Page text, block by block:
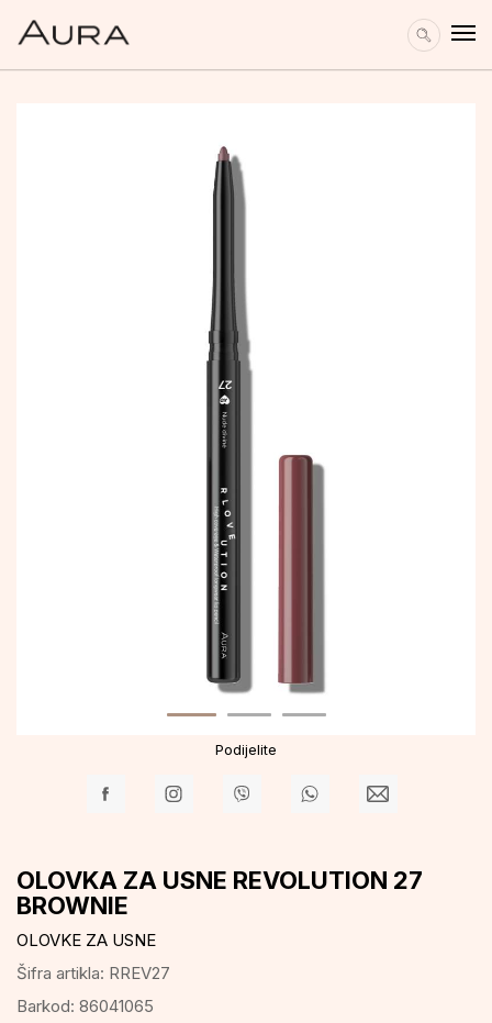
Podijelite
OLOVKA ZA USNE REVOLUTION 27
BROWNIE
OLOVKE ZA USNE
Šifra artikla: RREV27
Barkod: 86041065